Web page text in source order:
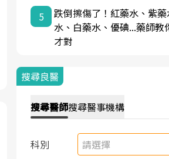
5
跌倒擦傷了！紅藥水、紫
水、白藥水、優碘...藥師教
才對
搜尋良醫
搜尋醫師搜尋醫事機構
科別 請選擇